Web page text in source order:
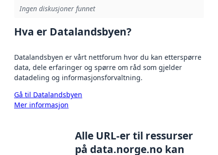
Ingen diskusjoner funnet
Hva er Datalandsbyen?
Datalandsbyen er vårt nettforum hvor du kan etterspørre
data, dele erfaringer og spørre om råd som gjelder
datadeling og informasjonsforvaltning.
Gå til Datalandsbyen
Mer informasjon
Alle URL-er til ressurser
på data.norge.no kan